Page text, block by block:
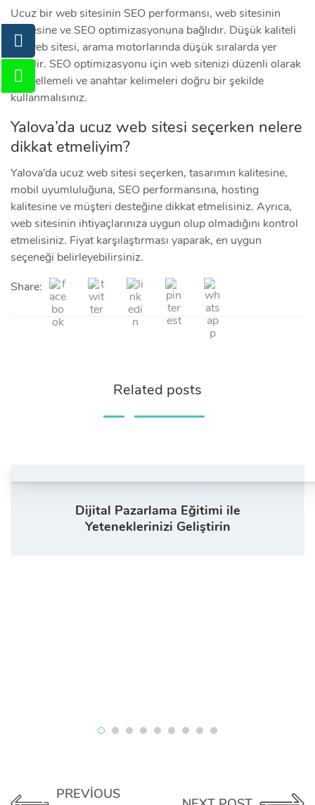
Ucuz bir web sitesinin SEO performansı, web sitesinin
kalitesine ve SEO optimizasyonuna bağlıdır. Düşük kaliteli
bir web sitesi, arama motorlarında düşük sıralarda yer
alabilir. SEO optimizasyonu için web sitenizi düzenli olarak
güncellemeli ve anahtar kelimeleri doğru bir şekilde
kullanmalısınız.
Yalova’da ucuz web sitesi seçerken nelere
dikkat etmeliyim?
Yalova’da ucuz web sitesi seçerken, tasarımın kalitesine,
mobil uyumluluğuna, SEO performansına, hosting
kalitesine ve müşteri desteğine dikkat etmelisiniz. Ayrıca,
web sitesinin ihtiyaçlarınıza uygun olup olmadığını kontrol
etmelisiniz. Fiyat karşılaştırması yaparak, en uygun
seçeneği belirleyebilirsiniz.
Share:
Related posts
Dijital Pazarlama Eğitimi ile
Yeteneklerinizi Geliştirin
PREVIOUS